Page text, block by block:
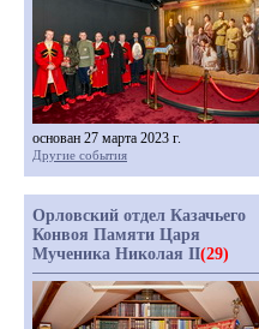
основан 27 марта 2023 г.
Другие события
Орловский отдел Казачьего
Конвоя Памяти Царя
Мученика Николая II(29)